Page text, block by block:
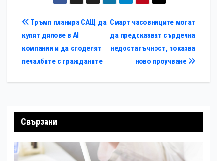
Навигация
Смарт часовниците могат
да предсказват сърдечна
недостатъчност, показва
ново проучване
Тръмп планира САЩ да
купят дялове в AI
компании и да споделят
печалбите с гражданите
Свързани